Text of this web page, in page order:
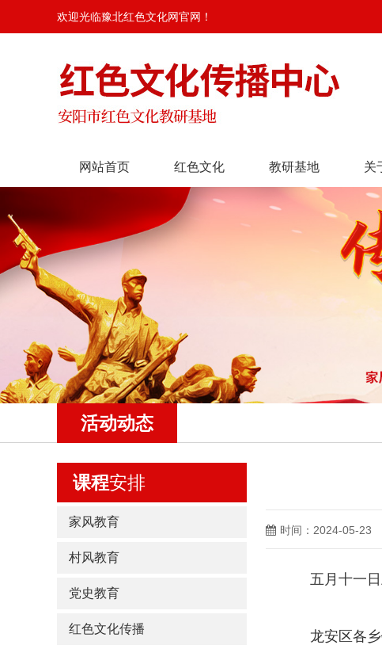
欢迎光临豫北红色文化网官网！
网站首页 红色文化 教研基地 关
活动动态
课程安排
家风教育
村风教育
党史教育
红色文化传播
时间：2024-05-23
五月十一日上
龙安区各乡镇